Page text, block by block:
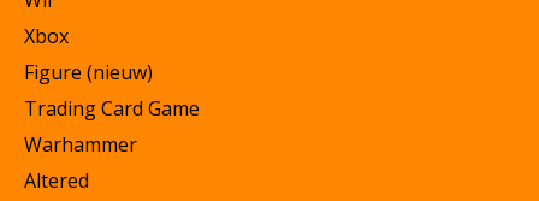
Xbox
Figure (nieuw)
Trading Card Game
Warhammer
Altered